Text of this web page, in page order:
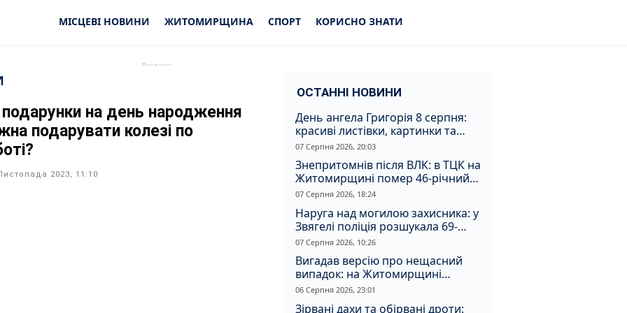
МІСЦЕВІ НОВИНИ ЖИТОМИРЩИНА СПОРТ КОРИСНО ЗНАТИ
подарунки на день народження
подарувати колезі по
2023, 11:10
ОСТАННІ НОВИНИ
День ангела Григорія 8 серпня:
красиві листівки, картинки та
душевні привітання
07 Серпня 2026, 20:03
Знепритомнів після ВЛК: в ТЦК на
Житомирщині помер 46-річний
чоловік
07 Серпня 2026, 18:24
Наруга над могилою захисника: у
Звягелі поліція розшукала 69-
річного зловмисника
07 Серпня 2026, 10:26
Вигадав версію про нещасний
випадок: на Житомирщині
судитимуть чоловіка за вбивство
06 Серпня 2026, 23:01
Зірвані дахи та обірвані дроти: